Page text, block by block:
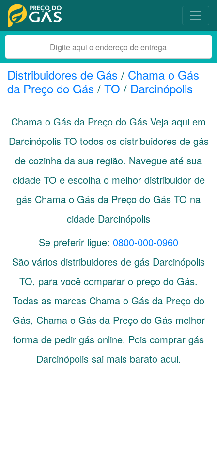
Distribuidores de Gás / Chama o Gás
da Preço do Gás / TO / Darcinópolis
Chama o Gás da Preço do Gás Veja aqui em
Darcinópolis TO todos os distribuidores de gás
de cozinha da sua região. Navegue até sua
cidade TO e escolha o melhor distribuidor de
gás Chama o Gás da Preço do Gás TO na
cidade Darcinópolis
Se preferir ligue: 0800-000-0960
São vários distribuidores de gás Darcinópolis
TO, para você comparar o preço do Gás.
Todas as marcas Chama o Gás da Preço do
Gás, Chama o Gás da Preço do Gás melhor
forma de pedir gás online. Pois comprar gás
Darcinópolis sai mais barato aqui.